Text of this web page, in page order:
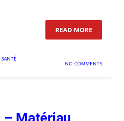
READ MORE:
SANTÉ
NO COMMENTS